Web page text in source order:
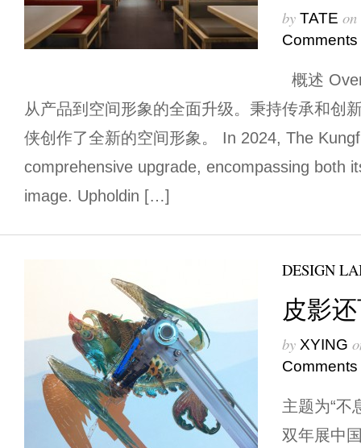
by TATE on
Comments
概述
从产品到空间形象的全面升级。秉持传承和创
侠创作了全新的空间形象。 In 2024, The
comprehensive upgrade, encompassing both
image. Upholdin […]
DESIGN
皮影
by XYING
Comments
主题为“不
双年展中